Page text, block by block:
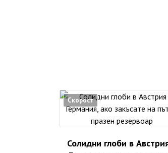
Скорост
Солидни глоби в